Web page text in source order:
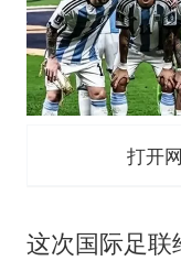
打开
这次国际足联